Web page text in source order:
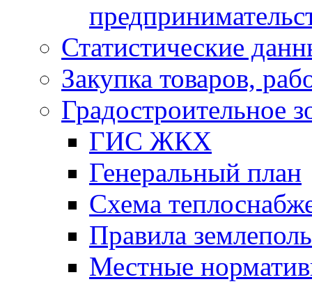
Статистические
Закупка товаров,
Градостроительное
ГИС ЖКХ
Генеральный план
Схема
Правила
Местные